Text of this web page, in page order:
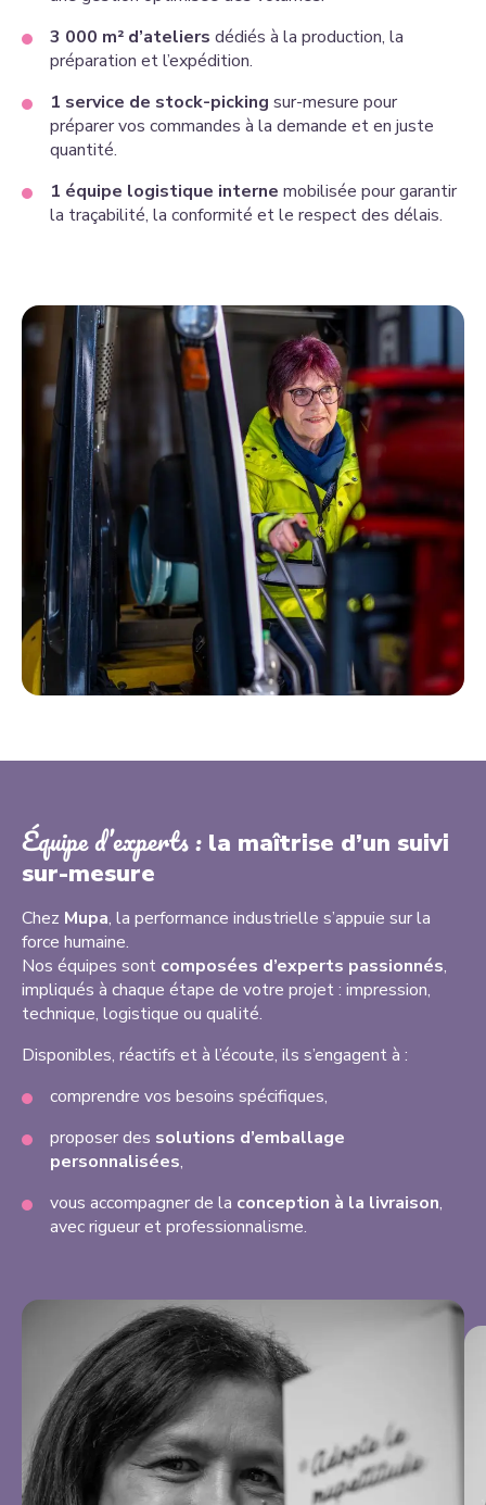
3 000 m² d’ateliers dédiés à la production, la
préparation et l’expédition.
1 service de stock-picking sur-mesure pour
préparer vos commandes à la demande et en juste
quantité.
1 équipe logistique interne mobilisée pour garantir
la traçabilité, la conformité et le respect des délais.
Équipe d’experts : la maîtrise d’un suivi
sur-mesure
Chez Mupa, la performance industrielle s’appuie sur la
force humaine.
Nos équipes sont composées d’experts passionnés,
impliqués à chaque étape de votre projet : impression,
technique, logistique ou qualité.
Disponibles, réactifs et à l’écoute, ils s’engagent à :
comprendre vos besoins spécifiques,
proposer des solutions d’emballage
personnalisées,
vous accompagner de la conception à la livraison,
avec rigueur et professionnalisme.